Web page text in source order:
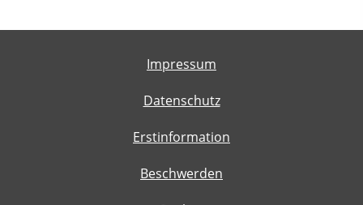
Impressum
Datenschutz
Erstinformation
Beschwerden